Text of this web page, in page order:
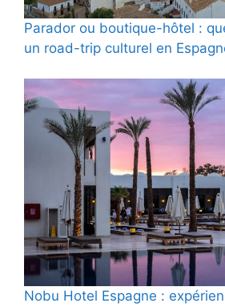
Parador ou boutique-hôtel :
un road-trip culturel en
Nobu Hotel Espagne :